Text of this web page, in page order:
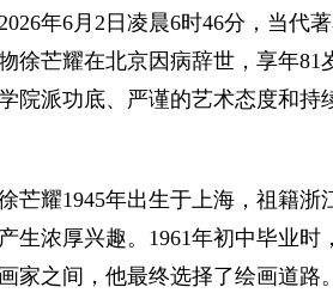
年6月2日凌晨6时46分，当代
徐芒耀在北京因病辞世，享年
院派功底、严谨的艺术态度和
芒耀1945年出生于上海，祖籍
生浓厚兴趣。1961年初中毕业
家之间，他最终选择了绘画道